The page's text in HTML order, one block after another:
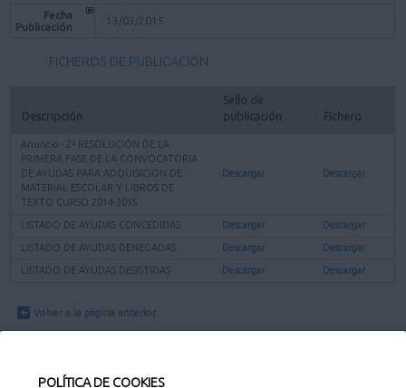
POLÍTICA DE COOKIES
Fecha
Publicación
13/03/2015
FICHEROS DE PUBLICACIÓN
Descripción
Sello de
publicación
Fichero
Anuncio - 2ª RESOLUCIÓN DE LA
PRIMERA FASE DE LA CONVOCATORIA
DE AYUDAS PARA ADQUISICION DE
MATERIAL ESCOLAR Y LIBROS DE
TEXTO CURSO 2014-2015
Descargar Descargar
LISTADO DE AYUDAS CONCEDIDAS Descargar Descargar
LISTADO DE AYUDAS DENEGADAS Descargar Descargar
LISTADO DE AYUDAS DESISTIDAS Descargar Descargar
Volver a la página anterior